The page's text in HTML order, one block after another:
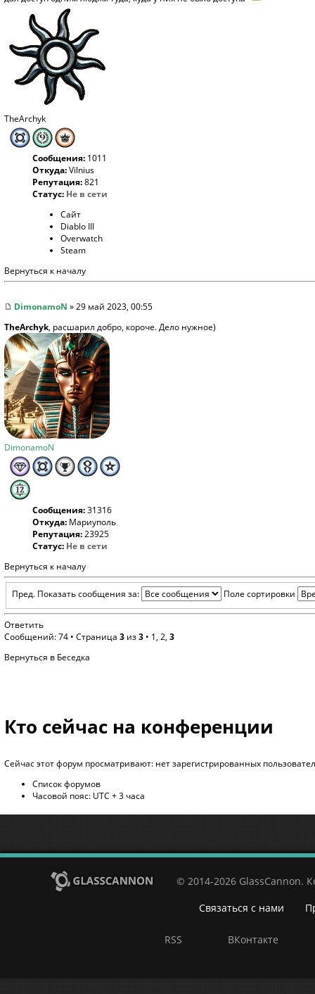
TheArchyk
Сообщения: 1011
Откуда:Vilnius
Репутация:821
Статус: Не в сети
Сайт
Diablo III
Overwatch
Steam
Вернуться к началу
DimonamoN » 29 май 2023, 00:55
TheArchyk, расшарил добро, короче. Дело нужное)
DimonamoN
Сообщения:31316
Откуда: Мариуполь
Репутация:23925
Статус: Не в сети
Вернуться к началу
Пред. Показать сообщения за: Поле сортировки
Ответить
Сообщений: 74 • Страница 3 из3 • 1, 2, 3
Вернуться в Беседка
Кто сейчас на конференции
Сейчас этот форум просматривают: нет зарегистрированных
Список форумов
Часовой пояс: UTC + 3 часа
© 2014-2026 GlassCannon.
Связаться с нами
RSS ВКонтакте